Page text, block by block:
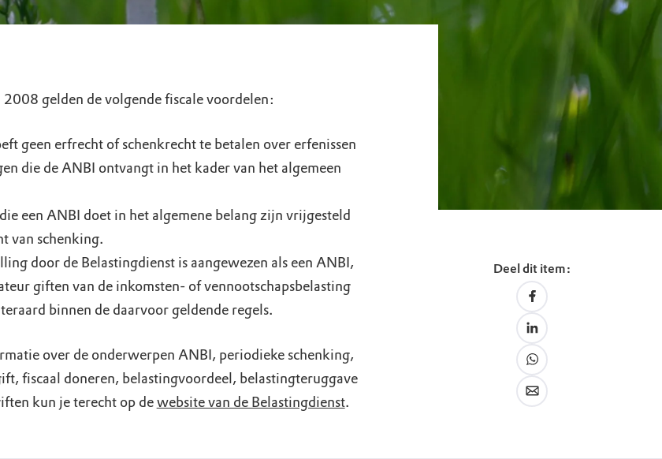
gelden de volgende fiscale voordelen:
geen erfrecht of schenkrecht te betalen over erfenissen
die de ANBI ontvangt in het kader van het algemeen
een ANBI doet in het algemene belang zijn vrijgesteld
van schenking.
door de Belastingdienst is aangewezen als een ANBI,
giften van de inkomsten- of vennootschapsbelasting
binnen de daarvoor geldende regels.
over de onderwerpen ANBI, periodieke schenking,
fiscaal doneren, belastingvoordeel, belastingteruggave
kun je terecht op dewebsite van de Belastingdienst.
Deel dit item: